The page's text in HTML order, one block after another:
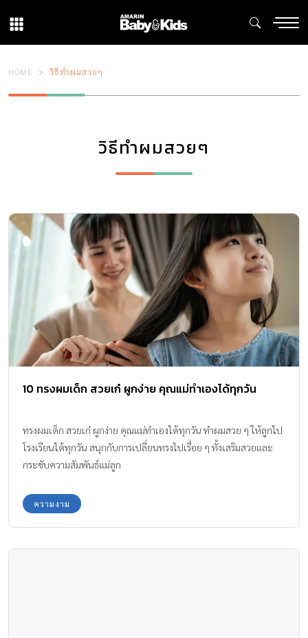
HOME วิธีทำผมสวยๆ
วิธีทำผมสวยๆ
10 ทรงผมเด็ก สวยเก๋ ผูกง่าย คุณแม่ทำเองได้ทุกวัน
ทรงผมเด็ก สวยเก๋ ผูกง่าย คุณแม่ทำเองได้ทุกวัน ทำผมสวย ๆ ให้ลูกไป
โรงเรียนได้ทุกวัน สนุกกับการเปลี่ยนทรงไปเรื่อย ๆ ทั้งเสริมสวยและ
กระชับความสัมพันธ์แม่ลูก
ความงาม